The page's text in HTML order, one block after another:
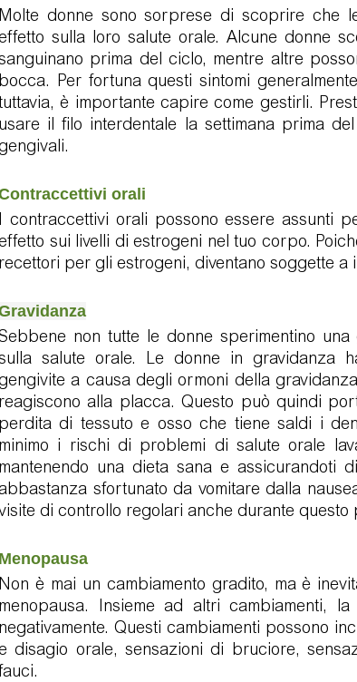
Molte donne sono sorprese di scoprire che
sulla loro salute orale. Alcune donne
prima del ciclo, mentre altre
bocca. Per fortuna questi sintomi
è importante capire come gestirli.
usare il filo interdentale la settimana prima
orali
I contraccettivi orali possono essere assunti
sui livelli di estrogeni nel tuo corpo.
recettori per gli estrogeni, diventano soggette a
non tutte le donne sperimentino
salute orale. Le donne in gravidanza
a causa degli ormoni della
reagiscono alla placca. Questo può quindi
perdita di tessuto e osso che tiene saldi i
minimo i rischi di problemi di salute orale
mantenendo una dieta sana e
sfortunato da vomitare dalla
di controllo regolari anche durante questo
Menopausa
Non è mai un cambiamento gradito, ma è
menopausa. Insieme ad altri cambiamenti,
negativamente. Questi cambiamenti possono
disagio orale, sensazioni di bruciore,